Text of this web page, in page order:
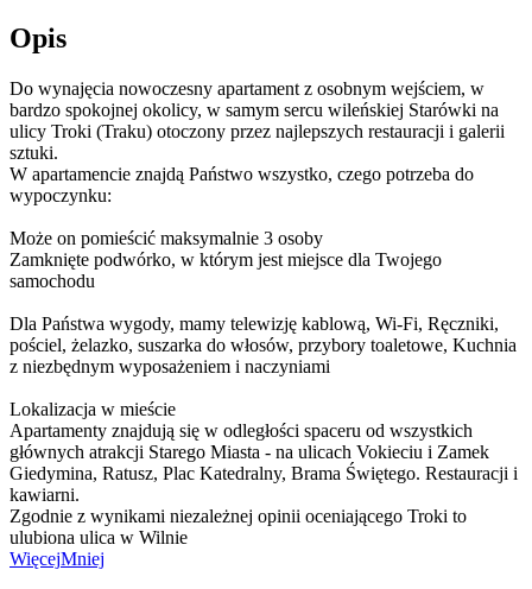
Opis
Do wynajęcia nowoczesny apartament z osobnym wejściem, w
bardzo spokojnej okolicy, w samym sercu wileńskiej Starówki na
ulicy Troki (Traku) otoczony przez najlepszych restauracji i galerii
sztuki.
W apartamencie znajdą Państwo wszystko, czego potrzeba do
wypoczynku:
Może on pomieścić maksymalnie 3 osoby
Zamknięte podwórko, w którym jest miejsce dla Twojego
samochodu
Dla Państwa wygody, mamy telewizję kablową, Wi-Fi, Ręczniki,
pościel, żelazko, suszarka do włosów, przybory toaletowe, Kuchnia
z niezbędnym wyposażeniem i naczyniami
Lokalizacja w mieście
Apartamenty znajdują się w odległości spaceru od wszystkich
głównych atrakcji Starego Miasta - na ulicach Vokieciu i Zamek
Giedymina, Ratusz, Plac Katedralny, Brama Świętego. Restauracji i
kawiarni.
Zgodnie z wynikami niezależnej opinii oceniającego Troki to
ulubiona ulica w Wilnie
WięcejMniej